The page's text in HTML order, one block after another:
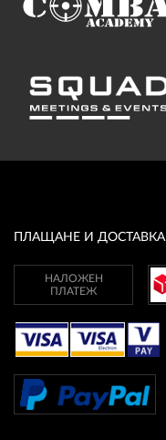
ПЛАЩАНЕ И ДОСТАВКА
НАЛОЖЕН
ПЛАТЕЖ